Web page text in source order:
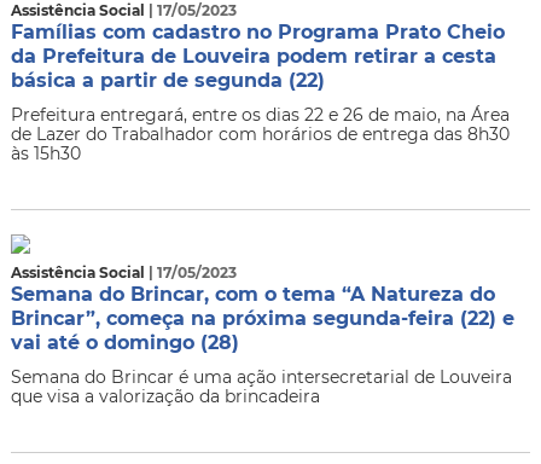
Assistência Social | 17/05/2023
Famílias com cadastro no Programa Prato Cheio
da Prefeitura de Louveira podem retirar a cesta
básica a partir de segunda (22)
Prefeitura entregará, entre os dias 22 e 26 de maio, na Área
de Lazer do Trabalhador com horários de entrega das 8h30
às 15h30
Assistência Social | 17/05/2023
Semana do Brincar, com o tema “A Natureza do
Brincar”, começa na próxima segunda-feira (22) e
vai até o domingo (28)
Semana do Brincar é uma ação intersecretarial de Louveira
que visa a valorização da brincadeira